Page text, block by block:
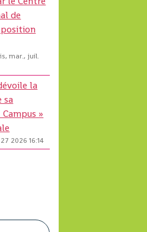
de
mar., juil.
la
sa
»
2026 16:14